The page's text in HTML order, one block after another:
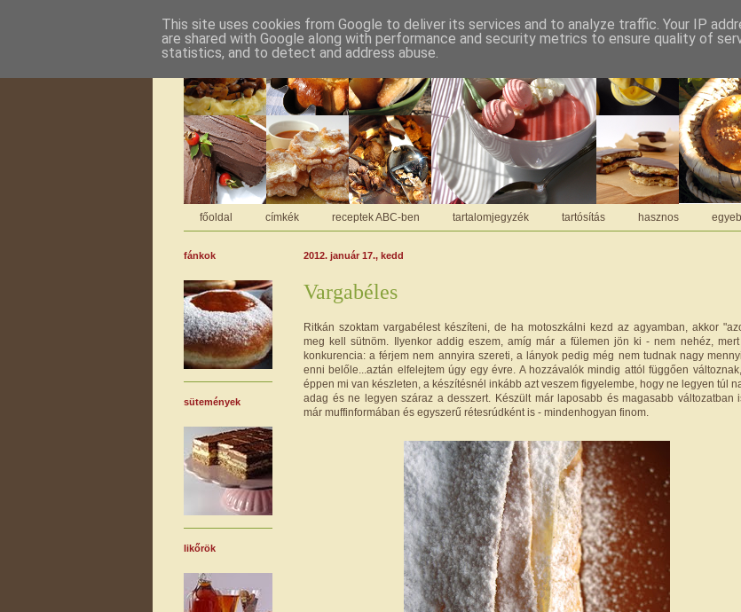
főoldal címkék receptek ABC-ben tartalomjegyzék tartósítás hasznos
2012. január 17., kedd
Vargabéles
Ritkán szoktam vargabélest készíteni, de ha motoszkálni kezd az agyamban, akkor
meg kell sütnöm. Ilyenkor addig eszem, amíg már a fülemen jön ki - nem nehéz,
konkurencia: a férjem nem annyira szereti, a lányok pedig még nem tudnak nagy
enni belőle...aztán elfelejtem úgy egy évre. A hozzávalók mindig attól függően
éppen mi van készleten, a készítésnél inkább azt veszem figyelembe, hogy ne legyen túl
adag és ne legyen száraz a desszert. Készült már laposabb és magasabb változatban
már muffinformában és egyszerű rétesrúdként is - mindenhogyan finom.
fánkok
sütemények
likőrök
This site uses cookies from Google to deliver its services and to analyze traffic. Your IP
are shared with Google along with performance and security metrics to ensure quality of
statistics, and to detect and address abuse.